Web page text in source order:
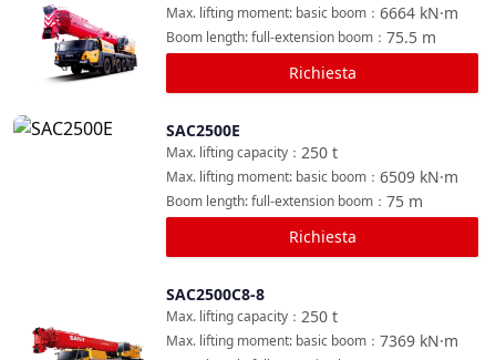
6664 kN·m
Max. lifting moment: basic boom ：
75.5 m
Boom length: full-extension boom ：
Richiesta
Confronta
SAC2500E
250 t
Max. lifting capacity ：
6509 kN·m
Max. lifting moment: basic boom ：
75 m
Boom length: full-extension boom ：
Richiesta
SAC2500C8-8
250 t
Max. lifting capacity ：
7369 kN·m
Max. lifting moment: basic boom ：